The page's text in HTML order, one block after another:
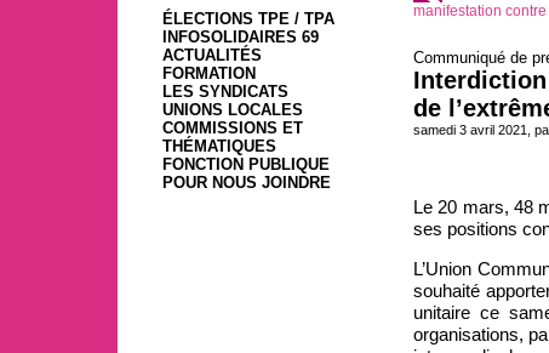
ÉLECTIONS TPE / TPA
INFOSOLIDAIRES 69
ACTUALITÉS
FORMATION
LES SYNDICATS
UNIONS LOCALES
COMMISSIONS ET
THÉMATIQUES
FONCTION PUBLIQUE
POUR NOUS JOINDRE
manifestation contre
Communiqué de
de
samedi 3 avril 2021,
Le 20 mars, 48
ses positions
L’Union
souhaité
unitaire ce
organisations,